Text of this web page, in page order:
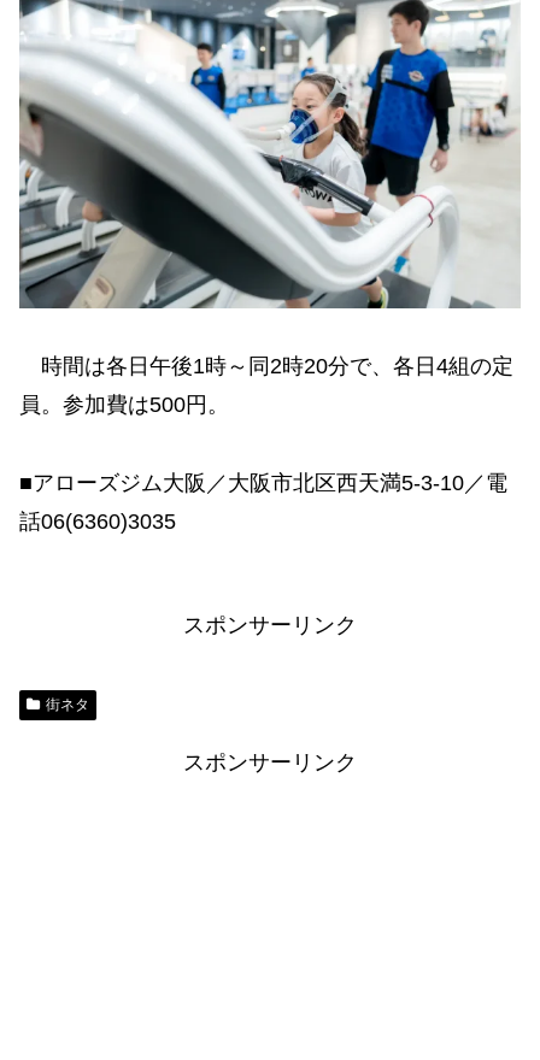
時間は各日午後1時～同2時20分で、各日4組の定
員。参加費は500円。
■アローズジム大阪／大阪市北区西天満5-3-10／電
話06(6360)3035
スポンサーリンク
街ネタ
スポンサーリンク